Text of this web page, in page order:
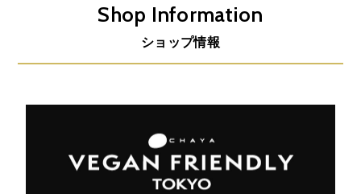
Shop Information
ショップ情報